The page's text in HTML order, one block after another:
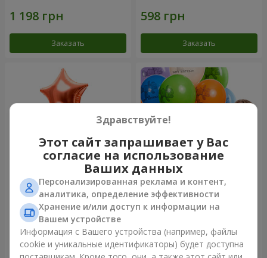
Заказать Заказать
Фонтан шаров “Мир чудес”
Заказать
Коллекция шариков "День
рождения" (с Тедди)
Заказать
Здравствуйте!
Этот сайт запрашивает у Вас
согласие на использование
Ваших данных
Персонализированная реклама и контент,
аналитика, определение эффективности
Хранение и/или доступ к информации на
Вашем устройстве
Информация с Вашего устройства (например, файлы
cookie и уникальные идентификаторы) будет доступна